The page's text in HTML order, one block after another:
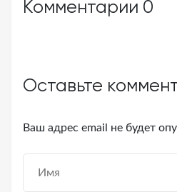
Комментарии 0
Оставьте
Ваш адрес email не будет